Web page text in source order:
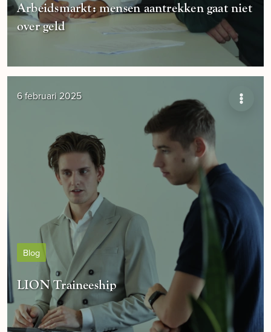
Arbeidsmarkt: mensen aantrekken gaat niet
over geld
6 februari 2025
Blog
LION Traineeship